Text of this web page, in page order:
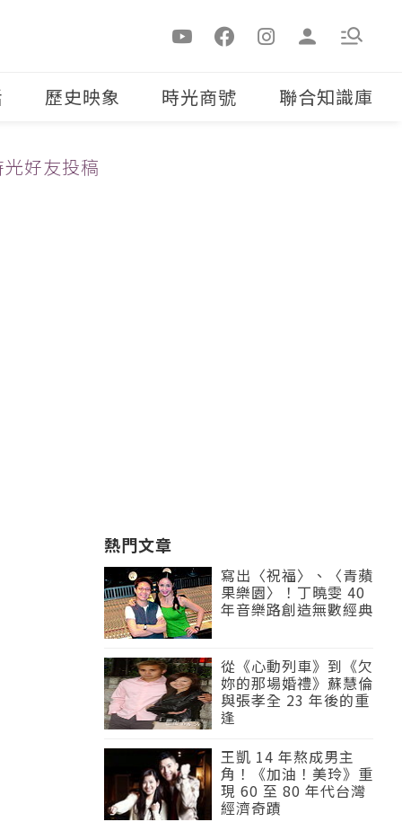
歷史映象 時光商號 聯合知識庫
光好友投稿
熱門文章
寫出〈祝福〉、〈青蘋
果樂園〉！丁曉雯 40
年音樂路創造無數經典
從《心動列車》到《欠
妳的那場婚禮》蘇慧倫
與張孝全 23 年後的重
逢
王凱 14 年熬成男主
角！《加油！美玲》重
現 60 至 80 年代台灣
經濟奇蹟